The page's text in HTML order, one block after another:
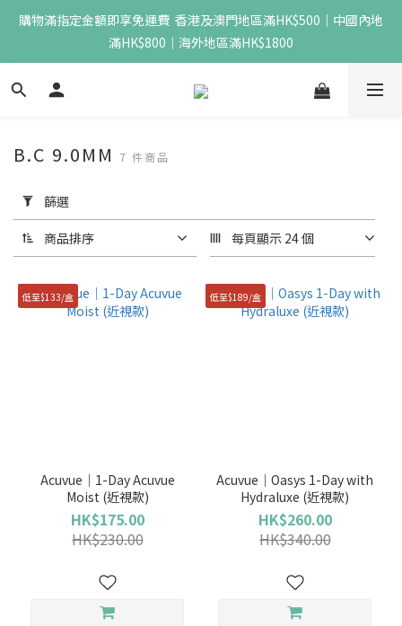
購物滿指定金額即享免運費  香港及澳門地區滿HK$500｜中國內地
滿HK$800｜海外地區滿HK$1800
用
篩
選
(0/20)
價格
牌
LENS
TOWN
B.C 9.0MM 7 件商品
篩選
商品排序 每頁顯示 24 個
低至$133/盒
Acuvue｜1-Day Acuvue
Moist (近視款)
HK$175.00
HK$230.00
低至$189/盒
Acuvue｜Oasys 1-Day with
Hydraluxe (近視款)
HK$260.00
HK$340.00